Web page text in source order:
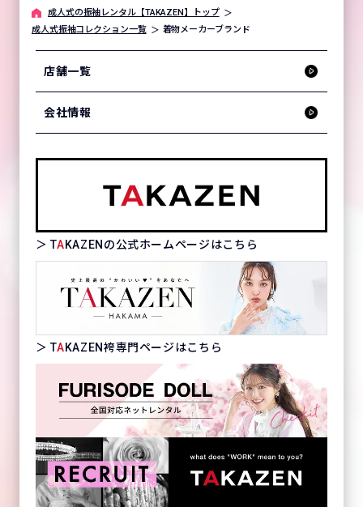
成⼈式の振袖レンタル【TAKAZEN】トップ
成人式振袖コレクション一覧
着物メーカーブランド
店舗一覧
会社情報
＞ TAKAZENの公式ホームページはこちら
＞ TAKAZEN袴専門ページはこちら